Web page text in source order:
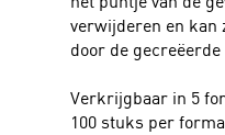
verwijderen en kan
door de gecreëerde
Verkrijgbaar in 5
100 stuks per